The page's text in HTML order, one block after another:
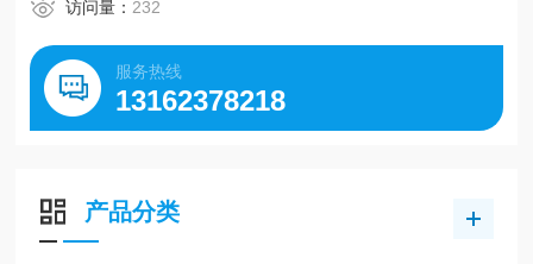
访问量： 232
服务热线
13162378218
产品分类